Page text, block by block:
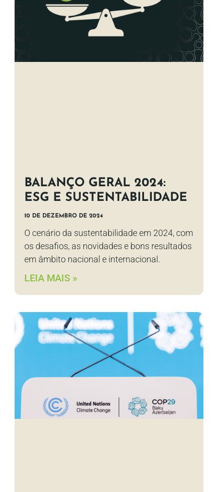
BALANÇO GERAL 2024:
ESG E SUSTENTABILIDADE
10 DE DEZEMBRO DE 2024
O cenário da sustentabilidade em 2024, com
os desafios, as novidades e bons resultados
em âmbito nacional e internacional.
LEIA MAIS »